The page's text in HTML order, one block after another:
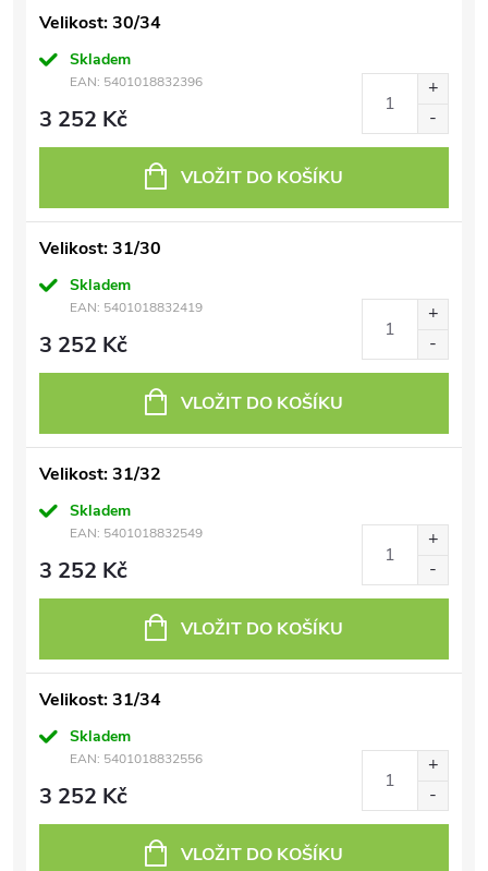
Velikost: 30/34
Skladem
EAN: 5401018832396
3 252 Kč
VLOŽIT DO KOŠÍKU
Velikost: 31/30
Skladem
EAN: 5401018832419
3 252 Kč
VLOŽIT DO KOŠÍKU
Velikost: 31/32
Skladem
EAN: 5401018832549
3 252 Kč
VLOŽIT DO KOŠÍKU
Velikost: 31/34
Skladem
EAN: 5401018832556
3 252 Kč
VLOŽIT DO KOŠÍKU